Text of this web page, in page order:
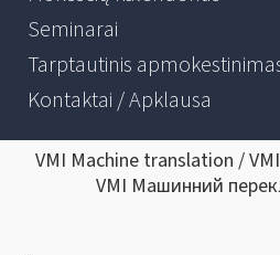
Seminarai
Tarptautinis
Kontaktai / Apklausa
VMI Machine translation /
VMI Машинний